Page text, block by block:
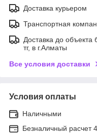
Доставка курьером
Транспортная
Доставка до объекта
тг, в г.Алматы
Все условия доставки
Условия оплаты
Наличными
Безналичный расчет